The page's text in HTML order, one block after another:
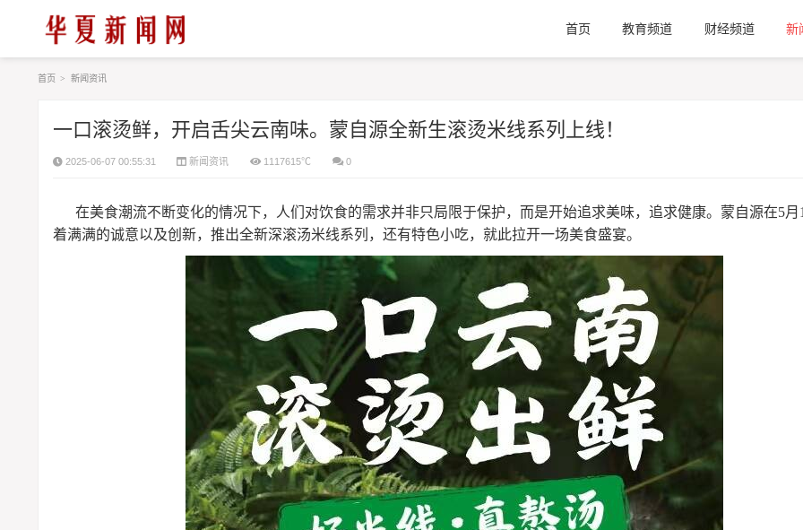
首页 教育频道 财经频道 新
首页 > 新闻资讯
一口滚烫鲜，开启舌尖云南味。蒙自源全新生滚烫米线系列上线！
2025-06-07 00:55:31 新闻资讯 1117615℃ 0
在美食潮流不断变化的情况下，人们对饮食的需求并非只局限于保护，而是开始追求美味，追求健康。蒙自源在5月
着满满的诚意以及创新，推出全新深滚汤米线系列，还有特色小吃，就此拉开一场美食盛宴。